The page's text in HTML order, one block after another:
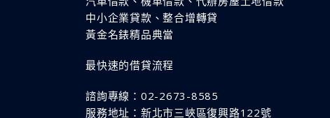
中小企業貸款、整合增轉貸
黃金名錶精品典當
最快速的借貸流程
諮詢專線：02-2673-8585
服務地址：新北市三峽區復興路122號